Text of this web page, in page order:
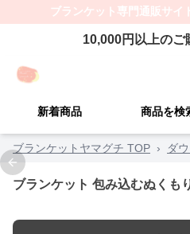
ブランケット 専門通販サイ
10,000円以上のご
新着商品 商品を検
ブランケットヤマグチ TOP › ダ
Previous slide
ブランケット 包み込むぬくも